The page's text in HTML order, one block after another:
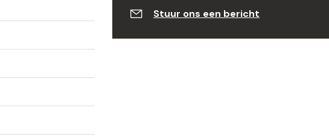
Stuur ons een bericht